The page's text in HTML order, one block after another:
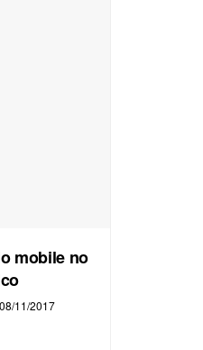
mobile no
11/2017